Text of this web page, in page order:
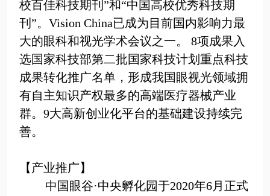
校百佳科技期刊”和“中国高校优秀科技期
刊”。 Vision China已成为目前国内影响力最
大的眼科和视光学术会议之一。
8项成果入
选国家科技部第二批国家科技计划重点科技
成果转化推广名单，形成我国眼视光领域拥
有自主知识产权最多的高端医疗器械产业
群。 9大高新创业化平台的基础建设持续完
善。
【产业推广】
中国眼谷·中央孵化园于2020年6月正式